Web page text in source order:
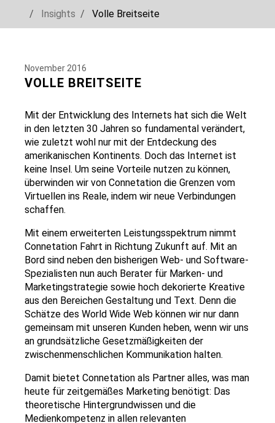
Insights
Volle Breitseite
November 2016
VOLLE BREITSEITE
Show larger version
Mit der Entwicklung des Internets hat sich die Welt
in den letzten 30 Jahren so fundamental verändert,
wie zuletzt wohl nur mit der Entdeckung des
amerikanischen Kontinents. Doch das Internet ist
keine Insel. Um seine Vorteile nutzen zu können,
überwinden wir von Connetation die Grenzen vom
Virtuellen ins Reale, indem wir neue Verbindungen
schaffen.
Mit einem erweiterten Leistungsspektrum nimmt
Connetation Fahrt in Richtung Zukunft auf. Mit an
Bord sind neben den bisherigen Web- und Software-
Spezialisten nun auch Berater für Marken- und
Marketingstrategie sowie hoch dekorierte Kreative
aus den Bereichen Gestaltung und Text. Denn die
Schätze des World Wide Web können wir nur dann
gemeinsam mit unseren Kunden heben, wenn wir uns
an grundsätzliche Gesetzmäßigkeiten der
zwischenmenschlichen Kommunikation halten.
Damit bietet Connetation als Partner alles, was man
heute für zeitgemäßes Marketing benötigt: Das
theoretische Hintergrundwissen und die
Medienkompetenz in allen relevanten